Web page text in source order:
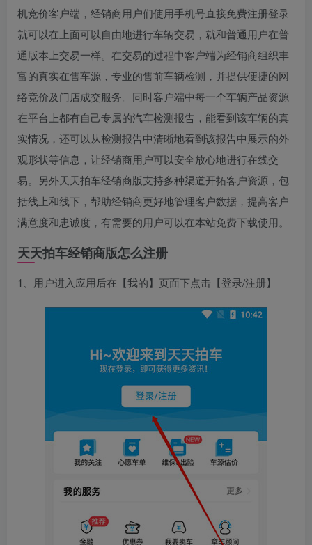
机竞价客户端，经销商用户们使用手机号直接免费注册登录
就可以在上面可以自由地进行车辆交易，就和普通用户在普
通版本上交易一样。在交易的过程中客户端为经销商组织丰
富的真实在售车源，专业的售前车辆检测，并提供便捷的网
络竞价及门店成交服务。同时客户端中每一个车辆产品资源
在平台上都有自己专属的汽车检测报告，能看到该车辆的真
实情况，还可以从检测报告中清晰地看到该报告中展示的外
观形状等信息，让经销商用户可以安全放心地进行在线交
易。另外天天拍车经销商版支持多种渠道开拓客户资源，包
括线上和线下，帮助经销商更好地管理客户数据，提高客户
满意度和忠诚度，有需要的用户可以在本站免费下载使用。
天天拍车经销商版怎么注册
1、用户进入应用后在【我的】页面下点击【登录/注册】